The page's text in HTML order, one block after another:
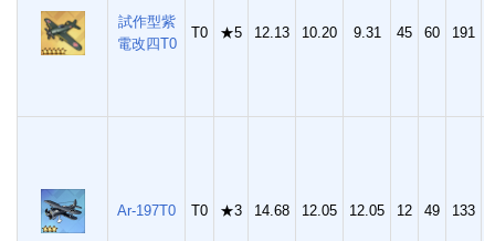
試作型紫
電改四T0
T0 ★5 12.13 10.20 9.31 45 60 191
Ar-197T0 T0 ★3 14.68 12.05 12.05 12 49 133